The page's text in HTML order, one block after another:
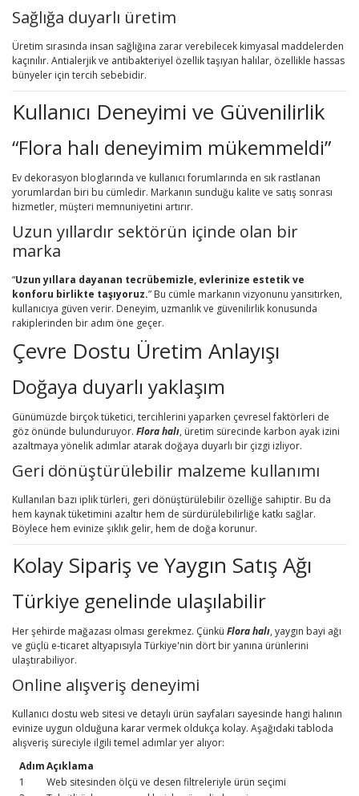
Sağlığa duyarlı üretim
Üretim sırasında insan sağlığına zarar verebilecek kimyasal maddelerden
kaçınılır. Antialerjik ve antibakteriyel özellik taşıyan halılar, özellikle hassas
bünyeler için tercih sebebidir.
Kullanıcı Deneyimi ve Güvenilirlik
“Flora halı deneyimim mükemmeldi”
Ev dekorasyon bloglarında ve kullanıcı forumlarında en sık rastlanan
yorumlardan biri bu cümledir. Markanın sunduğu kalite ve satış sonrası
hizmetler, müşteri memnuniyetini artırır.
Uzun yıllardır sektörün içinde olan bir
marka
“Uzun yıllara dayanan tecrübemizle, evlerinize estetik ve
konforu birlikte taşıyoruz.” Bu cümle markanın vizyonunu yansıtırken,
kullanıcıya güven verir. Deneyim, uzmanlık ve güvenilirlik konusunda
rakiplerinden bir adım öne geçer.
Çevre Dostu Üretim Anlayışı
Doğaya duyarlı yaklaşım
Günümüzde birçok tüketici, tercihlerini yaparken çevresel faktörleri de
göz önünde bulunduruyor. Flora halı, üretim sürecinde karbon ayak izini
azaltmaya yönelik adımlar atarak doğaya duyarlı bir çizgi izliyor.
Geri dönüştürülebilir malzeme kullanımı
Kullanılan bazı iplik türleri, geri dönüştürülebilir özelliğe sahiptir. Bu da
hem kaynak tüketimini azaltır hem de sürdürülebilirliğe katkı sağlar.
Böylece hem evinize şıklık gelir, hem de doğa korunur.
Kolay Sipariş ve Yaygın Satış Ağı
Türkiye genelinde ulaşılabilir
Her şehirde mağazası olması gerekmez. Çünkü Flora halı, yaygın bayi ağı
ve güçlü e-ticaret altyapısıyla Türkiye'nin dört bir yanına ürünlerini
ulaştırabiliyor.
Online alışveriş deneyimi
Kullanıcı dostu web sitesi ve detaylı ürün sayfaları sayesinde hangi halının
evinize uygun olduğuna karar vermek oldukça kolay. Aşağıdaki tabloda
alışveriş süreciyle ilgili temel adımlar yer alıyor:
AdımAçıklama
1
Web sitesinden ölçü ve desen filtreleriyle ürün seçimi